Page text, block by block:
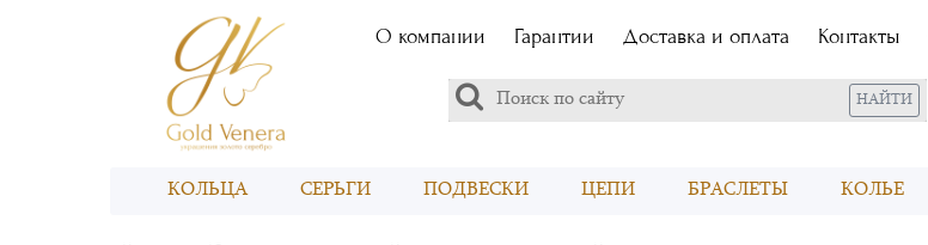
О компании Гарантии Доставка и оплата Контакты
КОЛЬЦА СЕРЬГИ ПОДВЕСКИ ЦЕПИ БРАСЛЕТЫ КОЛЬЕ